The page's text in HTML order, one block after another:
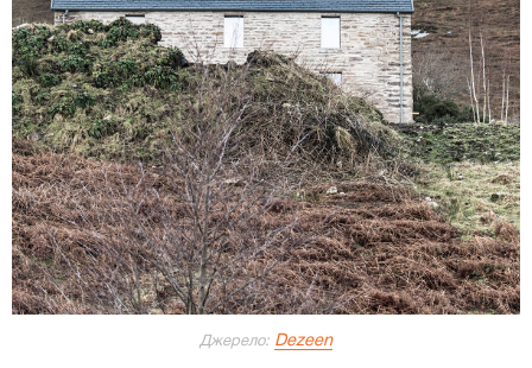
Джерело: Dezeen